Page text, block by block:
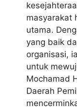
masyarakat
utama.
yang baik
organisasi,
untuk
Mochamad
Daerah